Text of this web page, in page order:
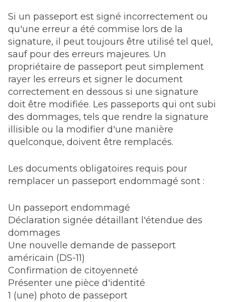
Si un passeport est signé incorrectement ou
qu'une erreur a été commise lors de la
signature, il peut toujours être utilisé tel quel,
sauf pour des erreurs majeures. Un
propriétaire de passeport peut simplement
rayer les erreurs et signer le document
correctement en dessous si une signature
doit être modifiée. Les passeports qui ont subi
des dommages, tels que rendre la signature
illisible ou la modifier d'une manière
quelconque, doivent être remplacés.
Les documents obligatoires requis pour
remplacer un passeport endommagé sont :
Un passeport endommagé
Déclaration signée détaillant l'étendue des
dommages
Une nouvelle demande de passeport
américain (DS-11)
Confirmation de citoyenneté
Présenter une pièce d'identité
1 (une) photo de passeport